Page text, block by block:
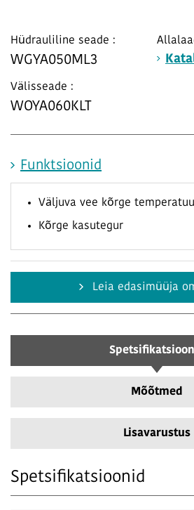
Hüdrauliline seade :
WGYA050ML3
Välisseade :
WOYA060KLT
Funktsioonid
Väljuva vee kõrge
Kõrge kasutegur
Leia edasimüüja
Mõõtmed
Lisavarustus
Spetsifikatsioonid